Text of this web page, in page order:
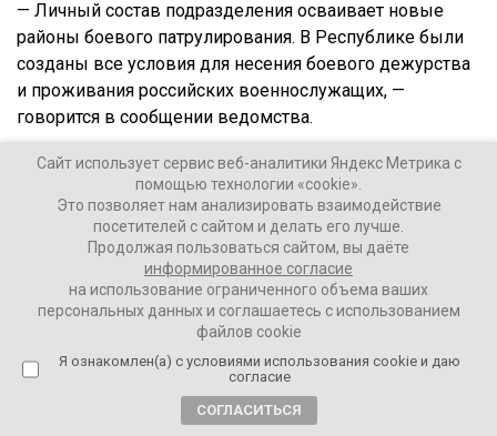
— Личный состав подразделения осваивает новые
районы боевого патрулирования. В Республике были
созданы все условия для несения боевого дежурства
и проживания российских военнослужащих, —
говорится в сообщении ведомства.
Сайт использует сервис веб-аналитики Яндекс Метрика с
помощью технологии «cookie».
Это позволяет нам анализировать взаимодействие
посетителей с сайтом и делать его лучше.
Продолжая пользоваться сайтом, вы даёте
информированное согласие
на использование ограниченного объема ваших
персональных данных и соглашаетесь с использованием
файлов cookie
Я ознакомлен(а) с условиями использования cookie и даю
согласие
СОГЛАСИТЬСЯ